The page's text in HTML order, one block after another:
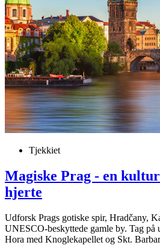
Tjekkiet
Magiske Prag - en
hjerte
Udforsk Prags gotiske spir, Hradčany,
UNESCO-beskyttede gamle by. Tag
Hora med Knoglekapellet og Skt.